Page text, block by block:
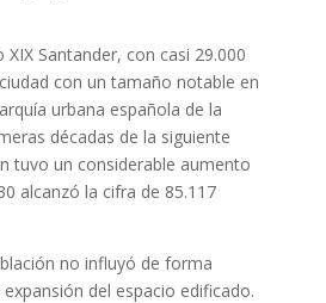
Santander, con casi 29.000
con un tamaño notable en
urbana española de la
décadas de la siguiente
tuvo un considerable aumento
alcanzó la cifra de 85.117
no influyó de forma
del espacio edificado.